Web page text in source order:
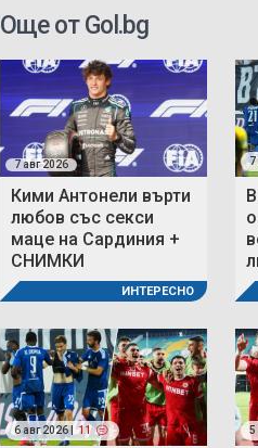
Още от Gol.bg
7 авг 2026
Кими Антонели върти
любов със секси
маце на Сардиния +
СНИМКИ
ИНТЕРЕСНО
7
6 авг 2026 | 11 5